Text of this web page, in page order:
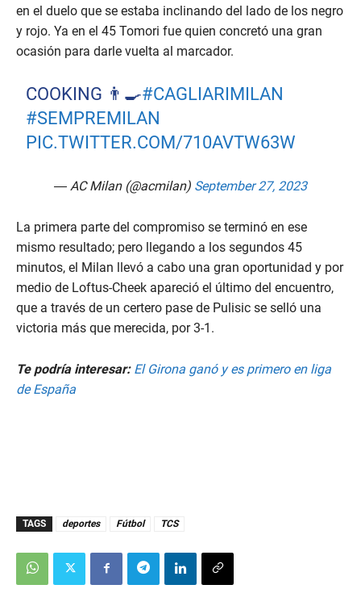
en el duelo que se estaba inclinando del lado de los negro
y rojo. Ya en el 45 Tomori fue quien concretó una gran
ocasión para darle vuelta al marcador.
COOKING 👨‍🍳#CAGLIARIMILAN
#SEMPREMILAN
PIC.TWITTER.COM/710AVTW63W
— AC Milan (@acmilan) September 27, 2023
La primera parte del compromiso se terminó en ese
mismo resultado; pero llegando a los segundos 45
minutos, el Milan llevó a cabo una gran oportunidad y por
medio de Loftus-Cheek apareció el último del encuentro,
que a través de un certero pase de Pulisic se selló una
victoria más que merecida, por 3-1.
Te podría interesar: El Girona ganó y es primero en liga
de España
TAGS deportes Fútbol TCS